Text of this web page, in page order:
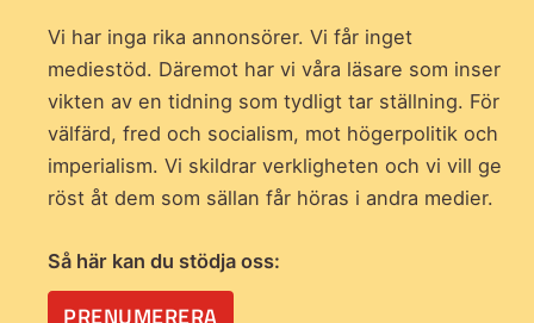
Vi har inga rika annonsörer. Vi får inget
mediestöd. Däremot har vi våra läsare som inser
vikten av en tidning som tydligt tar ställning. För
välfärd, fred och socialism, mot högerpolitik och
imperialism. Vi skildrar verkligheten och vi vill ge
röst åt dem som sällan får höras i andra medier.
Så här kan du stödja oss:
PRENUMERERA